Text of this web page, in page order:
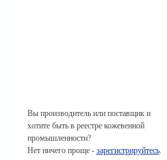
Вы производитель или поставщик и
хотите быть в реестре кожевенной
промышленности?
Нет ничего проще - зарегистрируйтесь.